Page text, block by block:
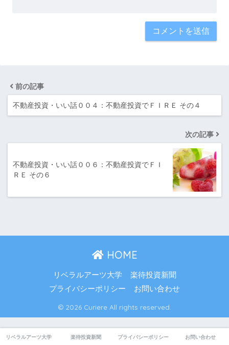
前の記事
不動産投資・いい話００４：不動産投資でＦＩＲＥ その４
次の記事
不動産投資・いい話００６：不動産投資でＦＩ
ＲＥ その６
HOME
リベラルアーツ大学
楽待投資新聞
プライバシーポリシー
お問い合わせ
© 2026 Curiere All rights reserved.
リベラルアーツ大学 楽待投資新聞 プライバシーポリシー お問い合わせ